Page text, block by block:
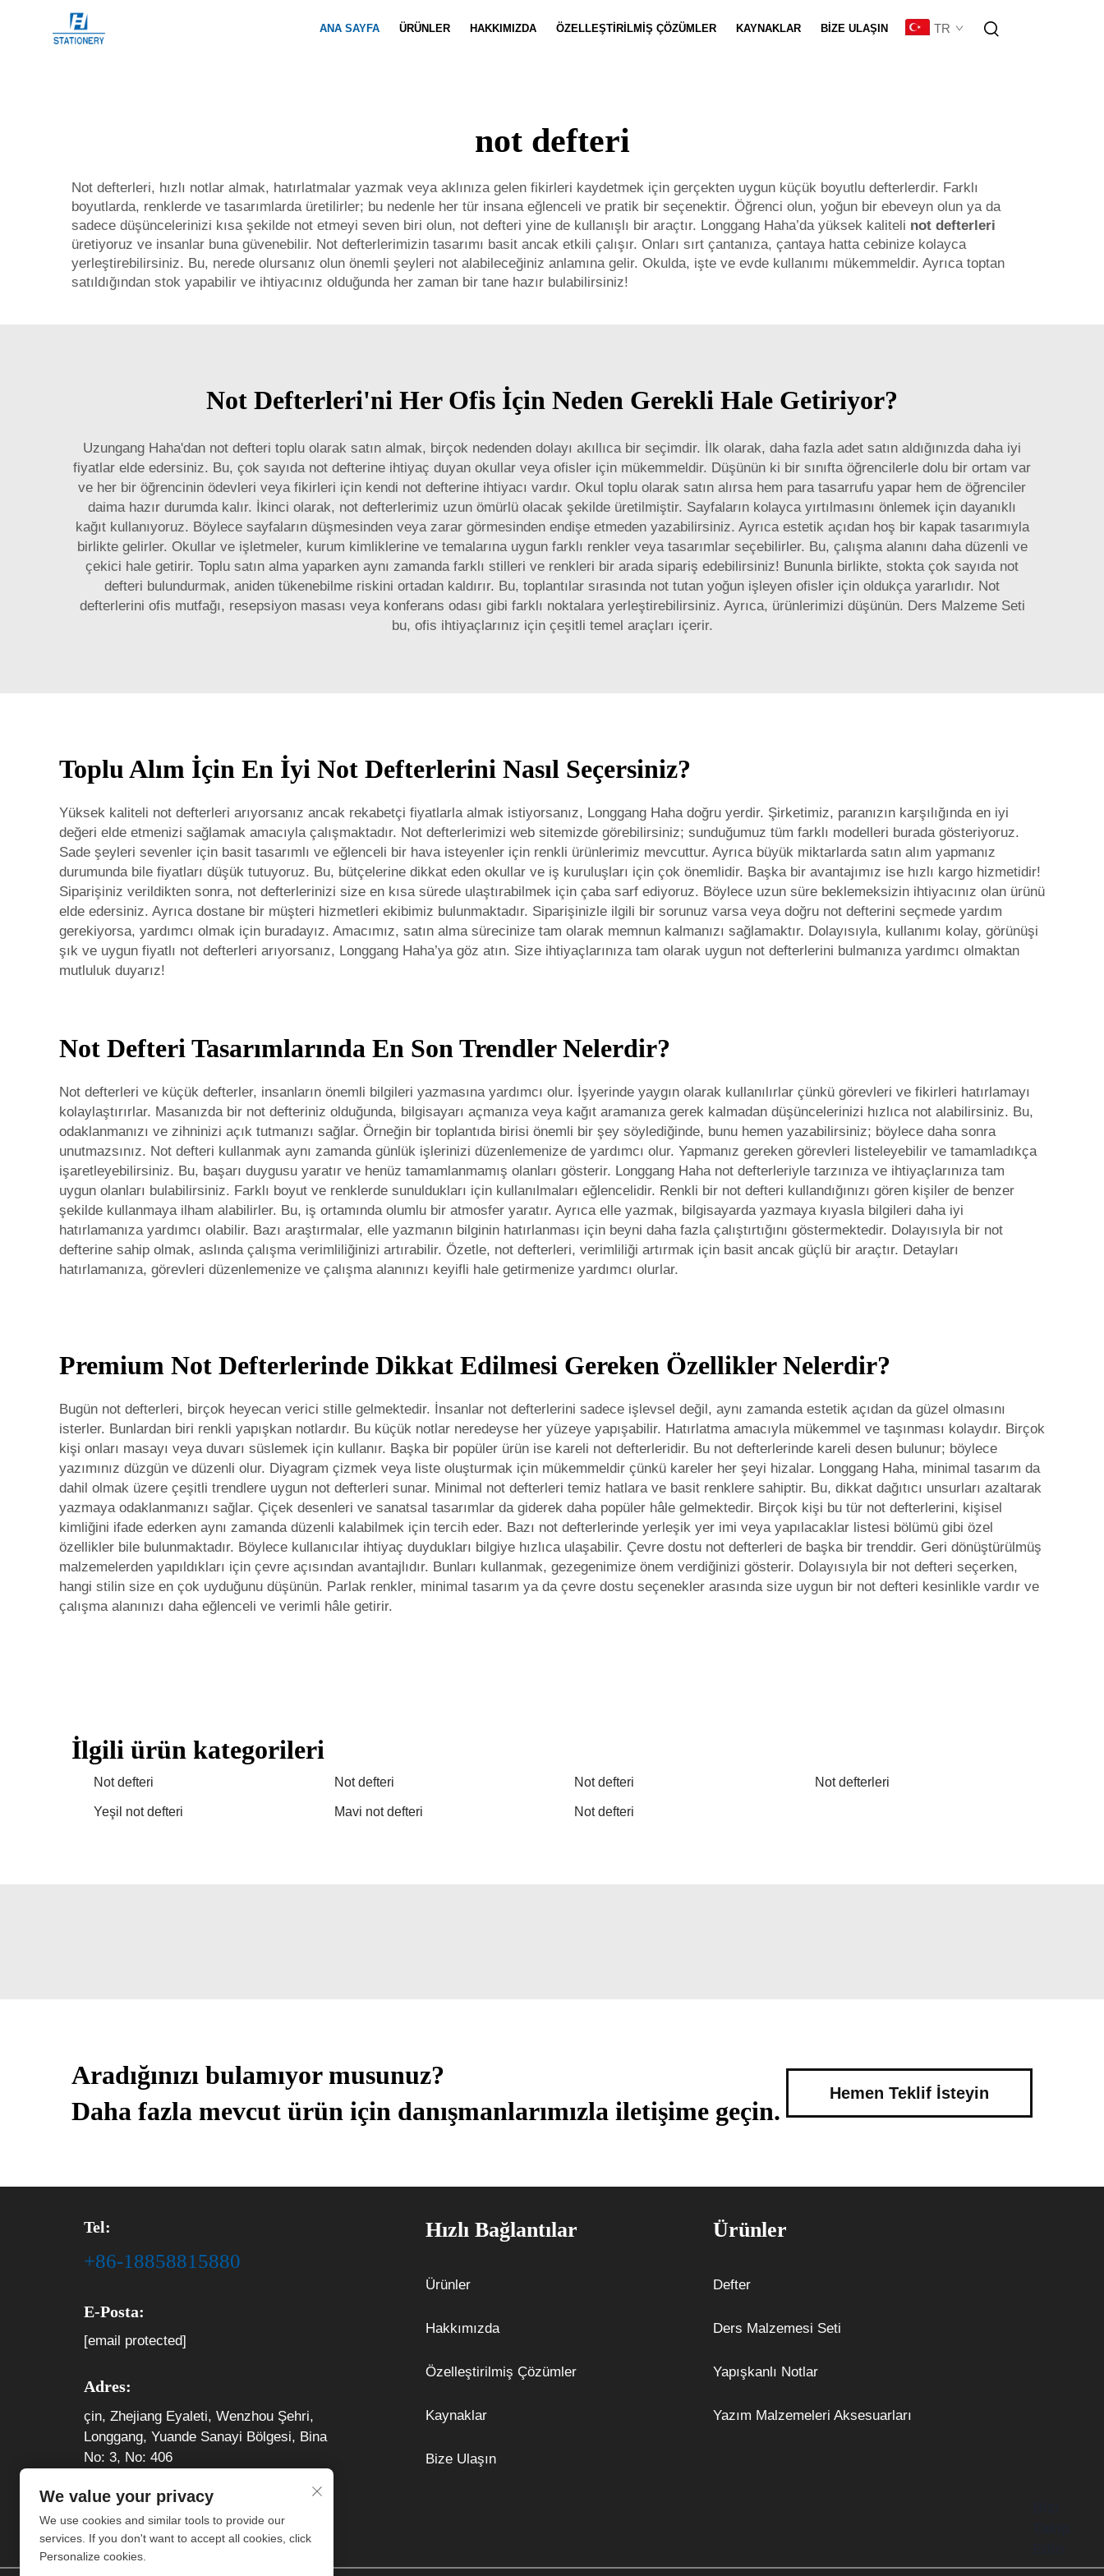
ANA SAYFA ÜRÜNLER HAKKIMIZDA ÖZELLEŞTIRILMIŞ ÇÖZÜMLER KAYNAKLAR BIZE ULAŞIN TR
not defteri
Not defterleri, hızlı notlar almak, hatırlatmalar yazmak veya aklınıza gelen fikirleri kaydetmek için gerçekten uygun küçük boyutlu defterlerdir. Farklı
boyutlarda, renklerde ve tasarımlarda üretilirler; bu nedenle her tür insana eğlenceli ve pratik bir seçenektir. Öğrenci olun, yoğun bir ebeveyn olun ya da
sadece düşüncelerinizi kısa şekilde not etmeyi seven biri olun, not defteri yine de kullanışlı bir araçtır. Longgang Haha’da yüksek kaliteli not defterleri
üretiyoruz ve insanlar buna güvenebilir. Not defterlerimizin tasarımı basit ancak etkili çalışır. Onları sırt çantanıza, çantaya hatta cebinize kolayca
yerleştirebilirsiniz. Bu, nerede olursanız olun önemli şeyleri not alabileceğiniz anlamına gelir. Okulda, işte ve evde kullanımı mükemmeldir. Ayrıca toptan
satıldığından stok yapabilir ve ihtiyacınız olduğunda her zaman bir tane hazır bulabilirsiniz!
Not Defterleri'ni Her Ofis İçin Neden Gerekli Hale Getiriyor?
Uzungang Haha'dan not defteri toplu olarak satın almak, birçok nedenden dolayı akıllıca bir seçimdir. İlk olarak, daha fazla adet satın aldığınızda daha iyi
fiyatlar elde edersiniz. Bu, çok sayıda not defterine ihtiyaç duyan okullar veya ofisler için mükemmeldir. Düşünün ki bir sınıfta öğrencilerle dolu bir ortam var
ve her bir öğrencinin ödevleri veya fikirleri için kendi not defterine ihtiyacı vardır. Okul toplu olarak satın alırsa hem para tasarrufu yapar hem de öğrenciler
daima hazır durumda kalır. İkinci olarak, not defterlerimiz uzun ömürlü olacak şekilde üretilmiştir. Sayfaların kolayca yırtılmasını önlemek için dayanıklı
kağıt kullanıyoruz. Böylece sayfaların düşmesinden veya zarar görmesinden endişe etmeden yazabilirsiniz. Ayrıca estetik açıdan hoş bir kapak tasarımıyla
birlikte gelirler. Okullar ve işletmeler, kurum kimliklerine ve temalarına uygun farklı renkler veya tasarımlar seçebilirler. Bu, çalışma alanını daha düzenli ve
çekici hale getirir. Toplu satın alma yaparken aynı zamanda farklı stilleri ve renkleri bir arada sipariş edebilirsiniz! Bununla birlikte, stokta çok sayıda not
defteri bulundurmak, aniden tükenebilme riskini ortadan kaldırır. Bu, toplantılar sırasında not tutan yoğun işleyen ofisler için oldukça yararlıdır. Not
defterlerini ofis mutfağı, resepsiyon masası veya konferans odası gibi farklı noktalara yerleştirebilirsiniz. Ayrıca, ürünlerimizi düşünün. Ders Malzeme Seti
bu, ofis ihtiyaçlarınız için çeşitli temel araçları içerir.
Toplu Alım İçin En İyi Not Defterlerini Nasıl Seçersiniz?
Yüksek kaliteli not defterleri arıyorsanız ancak rekabetçi fiyatlarla almak istiyorsanız, Longgang Haha doğru yerdir. Şirketimiz, paranızın karşılığında en iyi
değeri elde etmenizi sağlamak amacıyla çalışmaktadır. Not defterlerimizi web sitemizde görebilirsiniz; sunduğumuz tüm farklı modelleri burada gösteriyoruz.
Sade şeyleri sevenler için basit tasarımlı ve eğlenceli bir hava isteyenler için renkli ürünlerimiz mevcuttur. Ayrıca büyük miktarlarda satın alım yapmanız
durumunda bile fiyatları düşük tutuyoruz. Bu, bütçelerine dikkat eden okullar ve iş kuruluşları için çok önemlidir. Başka bir avantajımız ise hızlı kargo hizmetidir!
Siparişiniz verildikten sonra, not defterlerinizi size en kısa sürede ulaştırabilmek için çaba sarf ediyoruz. Böylece uzun süre beklemeksizin ihtiyacınız olan ürünü
elde edersiniz. Ayrıca dostane bir müşteri hizmetleri ekibimiz bulunmaktadır. Siparişinizle ilgili bir sorunuz varsa veya doğru not defterini seçmede yardım
gerekiyorsa, yardımcı olmak için buradayız. Amacımız, satın alma sürecinize tam olarak memnun kalmanızı sağlamaktır. Dolayısıyla, kullanımı kolay, görünüşi
şık ve uygun fiyatlı not defterleri arıyorsanız, Longgang Haha’ya göz atın. Size ihtiyaçlarınıza tam olarak uygun not defterlerini bulmanıza yardımcı olmaktan
mutluluk duyarız!
Not Defteri Tasarımlarında En Son Trendler Nelerdir?
Not defterleri ve küçük defterler, insanların önemli bilgileri yazmasına yardımcı olur. İşyerinde yaygın olarak kullanılırlar çünkü görevleri ve fikirleri hatırlamayı
kolaylaştırırlar. Masanızda bir not defteriniz olduğunda, bilgisayarı açmanıza veya kağıt aramanıza gerek kalmadan düşüncelerinizi hızlıca not alabilirsiniz. Bu,
odaklanmanızı ve zihninizi açık tutmanızı sağlar. Örneğin bir toplantıda birisi önemli bir şey söylediğinde, bunu hemen yazabilirsiniz; böylece daha sonra
unutmazsınız. Not defteri kullanmak aynı zamanda günlük işlerinizi düzenlemenize de yardımcı olur. Yapmanız gereken görevleri listeleyebilir ve tamamladıkça
işaretleyebilirsiniz. Bu, başarı duygusu yaratır ve henüz tamamlanmamış olanları gösterir. Longgang Haha not defterleriyle tarzınıza ve ihtiyaçlarınıza tam
uygun olanları bulabilirsiniz. Farklı boyut ve renklerde sunuldukları için kullanılmaları eğlencelidir. Renkli bir not defteri kullandığınızı gören kişiler de benzer
şekilde kullanmaya ilham alabilirler. Bu, iş ortamında olumlu bir atmosfer yaratır. Ayrıca elle yazmak, bilgisayarda yazmaya kıyasla bilgileri daha iyi
hatırlamanıza yardımcı olabilir. Bazı araştırmalar, elle yazmanın bilginin hatırlanması için beyni daha fazla çalıştırtığını göstermektedir. Dolayısıyla bir not
defterine sahip olmak, aslında çalışma verimliliğinizi artırabilir. Özetle, not defterleri, verimliliği artırmak için basit ancak güçlü bir araçtır. Detayları
hatırlamanıza, görevleri düzenlemenize ve çalışma alanınızı keyifli hale getirmenize yardımcı olurlar.
Premium Not Defterlerinde Dikkat Edilmesi Gereken Özellikler Nelerdir?
Bugün not defterleri, birçok heyecan verici stille gelmektedir. İnsanlar not defterlerini sadece işlevsel değil, aynı zamanda estetik açıdan da güzel olmasını
isterler. Bunlardan biri renkli yapışkan notlardır. Bu küçük notlar neredeyse her yüzeye yapışabilir. Hatırlatma amacıyla mükemmel ve taşınması kolaydır. Birçok
kişi onları masayı veya duvarı süslemek için kullanır. Başka bir popüler ürün ise kareli not defterleridir. Bu not defterlerinde kareli desen bulunur; böylece
yazımınız düzgün ve düzenli olur. Diyagram çizmek veya liste oluşturmak için mükemmeldir çünkü kareler her şeyi hizalar. Longgang Haha, minimal tasarım da
dahil olmak üzere çeşitli trendlere uygun not defterleri sunar. Minimal not defterleri temiz hatlara ve basit renklere sahiptir. Bu, dikkat dağıtıcı unsurları azaltarak
yazmaya odaklanmanızı sağlar. Çiçek desenleri ve sanatsal tasarımlar da giderek daha popüler hâle gelmektedir. Birçok kişi bu tür not defterlerini, kişisel
kimliğini ifade ederken aynı zamanda düzenli kalabilmek için tercih eder. Bazı not defterlerinde yerleşik yer imi veya yapılacaklar listesi bölümü gibi özel
özellikler bile bulunmaktadır. Böylece kullanıcılar ihtiyaç duydukları bilgiye hızlıca ulaşabilir. Çevre dostu not defterleri de başka bir trenddir. Geri dönüştürülmüş
malzemelerden yapıldıkları için çevre açısından avantajlıdır. Bunları kullanmak, gezegenimize önem verdiğinizi gösterir. Dolayısıyla bir not defteri seçerken,
hangi stilin size en çok uyduğunu düşünün. Parlak renkler, minimal tasarım ya da çevre dostu seçenekler arasında size uygun bir not defteri kesinlikle vardır ve
çalışma alanınızı daha eğlenceli ve verimli hâle getirir.
İlgili ürün kategorileri
Not defteri Not defteri Not defteri Not defterleri
Yeşil not defteri Mavi not defteri Not defteri
Aradığınızı bulamıyor musunuz?
Daha fazla mevcut ürün için danışmanlarımızla iletişime geçin.
Hemen Teklif İsteyin
Tel:
+86-18858815880
E-Posta:
[email protected]
Adres:
çin, Zhejiang Eyaleti, Wenzhou Şehri,
Longgang, Yuande Sanayi Bölgesi, Bina
No: 3, No: 406
Hızlı Bağlantılar
Ürünler
Hakkımızda
Özelleştirilmiş Çözümler
Kaynaklar
Bize Ulaşın
Ürünler
Defter
Ders Malzemesi Seti
Yapışkanlı Notlar
Yazım Malzemeleri Aksesuarları
We value your privacy
We use cookies and similar tools to provide our
services. If you don't want to accept all cookies, click
Personalize cookies.